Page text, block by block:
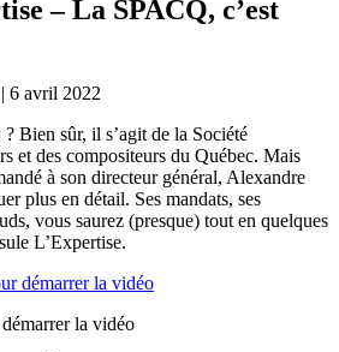
– La SPACQ, c’est
6 avril 2022
Bien sûr, il s’agit de la Société
et des compositeurs du Québec. Mais
à son directeur général, Alexandre
plus en détail. Ses mandats, ses
vous saurez (presque) tout en quelques
L’Expertise.
la vidéo